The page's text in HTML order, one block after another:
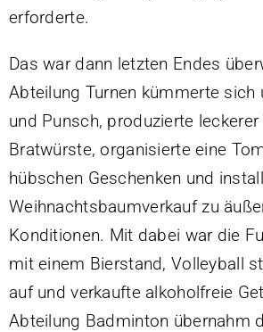
erforderte.
Das war dann letzten Endes
Abteilung Turnen kümmerte sich
und Punsch, produzierte
Bratwürste, organisierte eine
hübschen Geschenken und
Weihnachtsbaumverkauf zu
Konditionen. Mit dabei war die
mit einem Bierstand, Volleyball
auf und verkaufte alkoholfreie
Abteilung Badminton übernahm